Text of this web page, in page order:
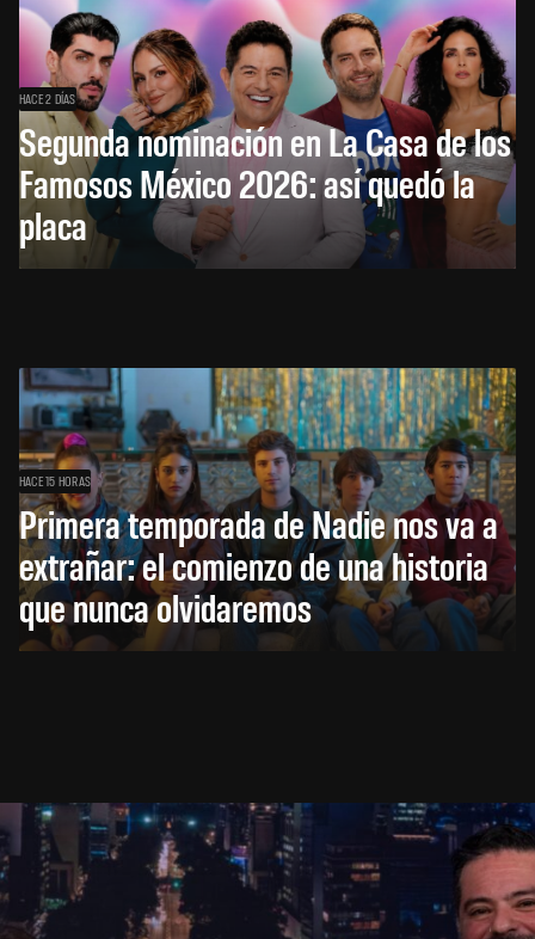
HACE 2 DÍAS
Segunda nominación en La Casa de los
Famosos México 2026: así quedó la
placa
HACE 15 HORAS
Primera temporada de Nadie nos va a
extrañar: el comienzo de una historia
que nunca olvidaremos